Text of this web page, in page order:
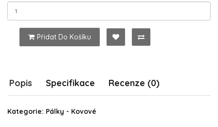
Přidat Do Košíku
Popis Specifikace Recenze (0)
Kategorie: Pálky - Kovové